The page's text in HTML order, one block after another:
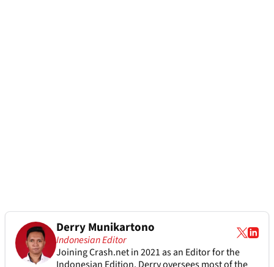
Derry Munikartono
Indonesian Editor
Joining Crash.net in 2021 as an Editor for the